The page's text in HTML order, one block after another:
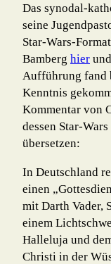
Das synodal-
seine
Star-Wars-
Bamberg hier
Aufführung fand
Kenntnis
Kommentar von
dessen Star-
übersetzen:
In Deutschland
einen
mit Darth Vader,
einem
Halleluja und
Christi in der